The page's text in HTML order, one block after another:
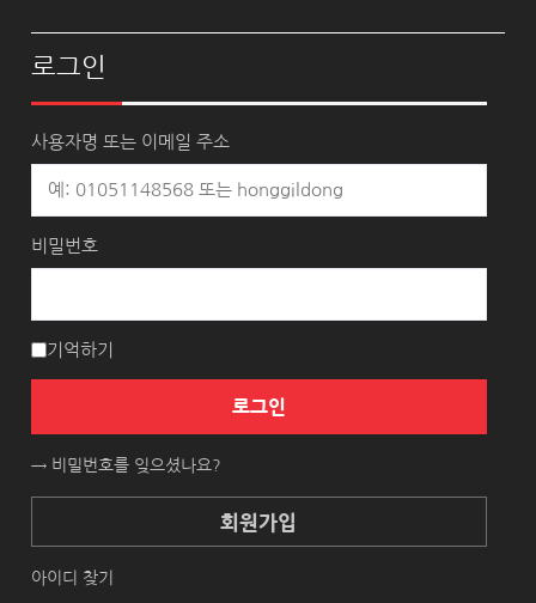
로그인
사용자명 또는 이메일 주소
비밀번호
기억하기
로그인
→ 비밀번호를 잊으셨나요?
회원가입
아이디 찾기